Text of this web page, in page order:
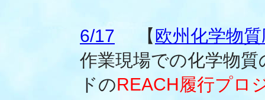
6/17 【欧州化学物
作業現場での化学物
ドのREACH履行プロ